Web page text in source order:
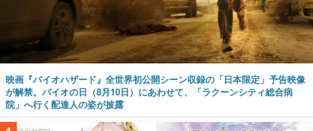
映画『バイオハザード』全世界初公開シーン収録の「日本限定」予告映像
が解禁。バイオの日（8月10日）にあわせて、「ラクーンシティ総合病
院」へ行く配達人の姿が披露